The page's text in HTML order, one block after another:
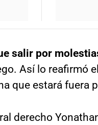
salir por
Así lo reafirmó
que estará fuera
derecho